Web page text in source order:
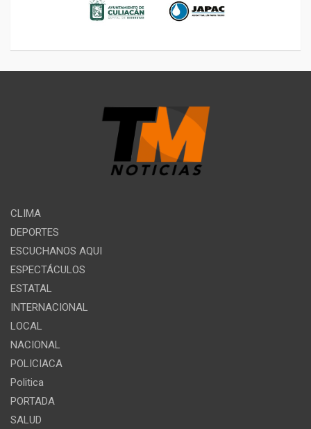
CLIMA
DEPORTES
ESCUCHANOS AQUI
ESPECTÁCULOS
ESTATAL
INTERNACIONAL
LOCAL
NACIONAL
POLICIACA
Politica
PORTADA
SALUD